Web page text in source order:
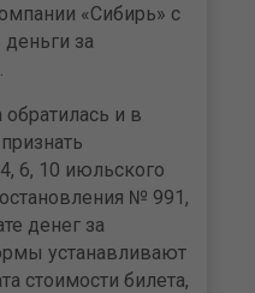
«Сибирь» с
за
и в
6, 10 июльского
№ 991,
денег за
устанавливают
стоимости билета,